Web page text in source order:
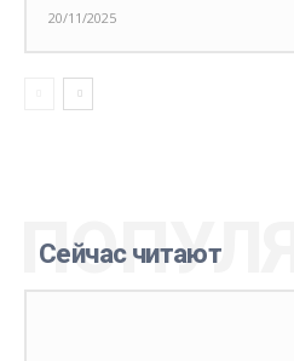
20/11/2025
Сейчас читают